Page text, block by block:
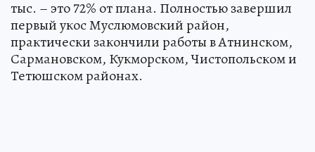
тыс. – это 72% от плана. Полностью завершил
первый укос Муслюмовский район,
практически закончили работы в Атнинском,
Сармановском, Кукморском, Чистопольском и
Тетюшском районах.